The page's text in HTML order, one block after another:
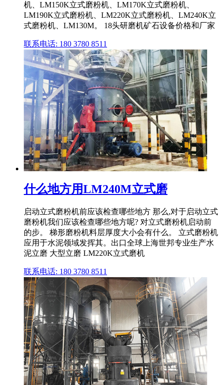
机、LM150K立式磨粉机、LM170K立式磨粉机、
LM190K立式磨粉机、LM220K立式磨粉机、LM240K立
式磨粉机、LM130M。 18头研磨机矿石设备价格和厂家
联系电话: 180 3780 8511
什么地方用LM240M立式磨
启动立式磨粉机前应该检查哪些地方 那么,对于启动立式
磨粉机我们应该检查哪些地方呢? 对立式磨粉机启动前
的步。 梯形磨粉机料层厚度大小会有什么。 立式磨粉机
应用于水泥领域发挥其。出口全球上海世邦专业生产水
泥立磨 大型立磨 LM220K立式磨机
联系电话: 180 3780 8511